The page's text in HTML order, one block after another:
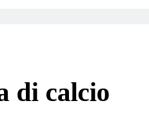
di calcio